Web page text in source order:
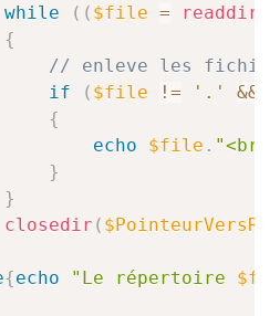
while
( ( $file = readdir
{
// enleve les
if
( $file != '.' &&
{
echo
$file . "<br
}
}
closedir (
{echo "Le répertoire